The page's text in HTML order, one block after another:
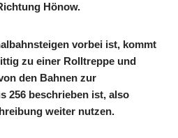
Hönow.
vorbei ist, kommt
zu einer Rolltreppe und
den Bahnen zur
256 beschrieben ist, also
weiter nutzen.